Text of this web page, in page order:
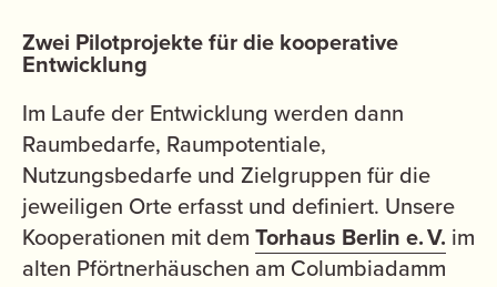
Zwei Pilotprojekte für die kooperative
Entwicklung
Im Laufe der Entwicklung werden dann
Raumbedarfe, Raumpotentiale,
Nutzungsbedarfe und Zielgruppen für die
jeweiligen Orte erfasst und definiert. Unsere
Kooperationen mit dem Torhaus Berlin e. V. im
alten Pförtnerhäuschen am Columbiadamm